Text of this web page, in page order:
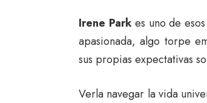
Irene Parkes uno de
apasionada, algo torpe
sus propias expectativas
Verla navegar la vida